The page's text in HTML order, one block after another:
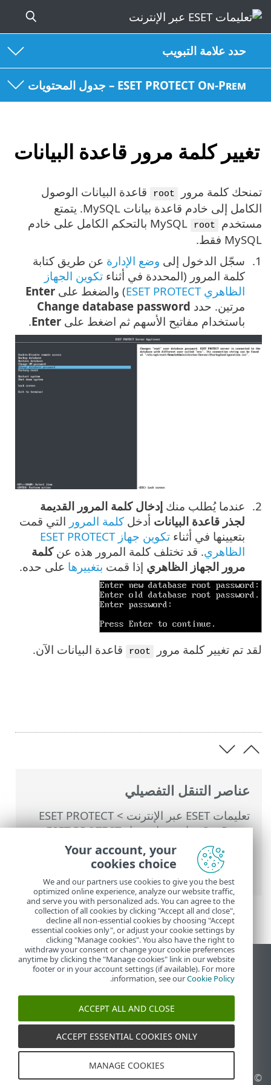
حدد علامة التبويب
ESET PROTECT On-Prem – جدول المحتويات
تغيير كلمة مرور قاعدة البيانات
عناصر التنقل التفصيلي
تعليمات ESET عبر الإنترنت >
ESET PROTECT
On-Prem
>
استخدام جهاز ESET PROTECT
الظاهري>
وحدة التحكم في إدارة الجهاز
الظاهري ESET PROTECT
> تغيير كلمة مرور
قاعدة البيانات
تمنحك كلمة مرور root
قاعدة البيانات الوصول
الكامل إلى خادم قاعدة بيانات MySQL. يتمتع
مستخدم
root
MySQL بالتحكم الكامل على خادم
MySQL فقط.
سجّل الدخول إلى وضع الإدارة عن طريق كتابة
كلمة المرور (المحددة في أثناء تكوين الجهاز
الظاهري ESET PROTECT
) والضغط على Enter
مرتين. حدد Change database password
باستخدام مفاتيح الأسهم ثم اضغط على Enter
.
عندما يُطلب منك إدخال كلمة المرور القديمة
لجذر قاعدة البيانات أدخل كلمة المرور التي قمت
بتعيينها في أثناء
تكوين جهاز ESET PROTECT
الظاهري. قد تختلف كلمة المرور هذه عنكلمة
مرور الجهاز الظاهري إذا قمت بتغييرها على حده.
لقد تم تغيير كلمة مرور root قاعدة البيانات الآن.
عرض موقع سطح المكتب
End of Life
قاعدة معارف ESET
ESET Status Portal
الدعم الإقليمي
© 1992 - 2026 ESET, spol. s إدارة ملفات تعريف الارتباط
Your account, your
cookies choice
We and our partners use cookies to give you the best
optimized online experience, analyze our website traffic,
and serve you with personalized ads. You can agree to the
collection of all cookies by clicking "Accept all and close",
decline all non-essential cookies by choosing "Accept
essential cookies only", or adjust your cookie settings by
clicking "Manage cookies". You also have the right to
withdraw your consent or change your cookie preferences
anytime by clicking the "Manage cookies" link in our website
footer or in your account settings (if available). For more
information, see ourCookie Policy
.
ACCEPT ALL AND CLOSE
ACCEPT ESSENTIAL COOKIES ONLY
MANAGE COOKIES